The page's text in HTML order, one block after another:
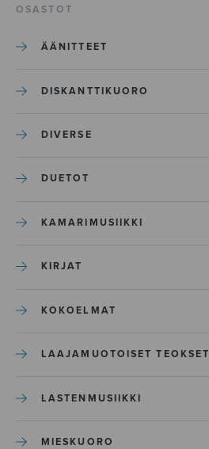
OSASTOT
ÄÄNITTEET
DISKANTTIKUORO
DIVERSE
DUETOT
KAMARIMUSIIKKI
KIRJAT
KOKOELMAT
LAAJAMUOTOISET TEOKSET
LASTENMUSIIKKI
MIESKUORO